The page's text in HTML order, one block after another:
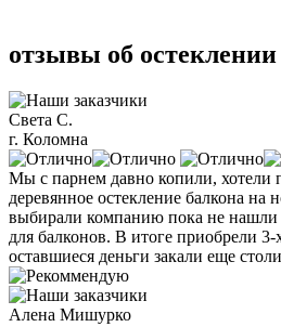
отзывы об
Света С.
г. Коломна
Мы с парнем давно копили, хотели
деревянное остекление балкона на
выбирали компанию пока не нашли
для балконов. В итоге приобрели
оставшиеся деньги закали еще
Алена Мишурко